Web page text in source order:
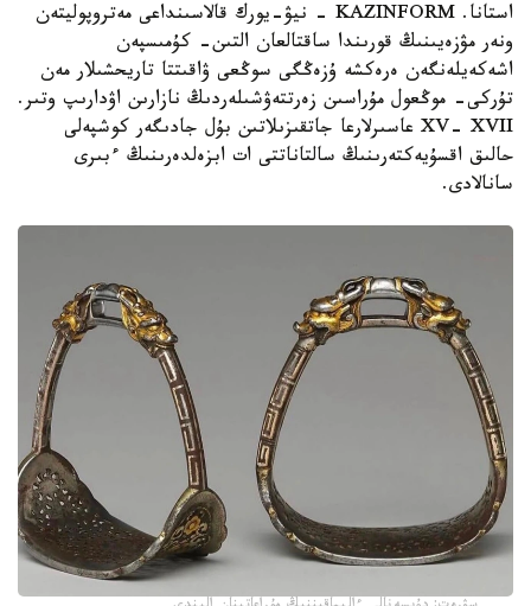
استانا. KAZINFORM - نيۋ-يورك قالاسىنداعى مەتروپوليتەن
ونەر مۋزەيىنىڭ قورىندا ساقتالعان التىن- كۇمىسپەن
اشەكەيلەنگەن ەرەكشە ۇزەڭگى سوڭعى ۋاقىتتا تاريحشىلار مەن
تۇركى- موڭعول مۇراسىن زەرتتەۋشىلەردىڭ نازارىن اۋدارىپ وتىر.
XV- XVII عاسىرلارعا جاتقىزىلاتىن بۇل جادىگەر كوشپەلى
حالىق اقسۇيەكتەرىنىڭ سالتاناتتى ات ابزەلدەرىنىڭ ءبىرى
سانالادى.